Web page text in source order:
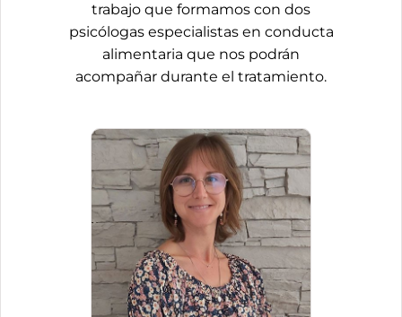
trabajo que formamos con dos
psicólogas especialistas en conducta
alimentaria que nos podrán
acompañar durante el tratamiento.